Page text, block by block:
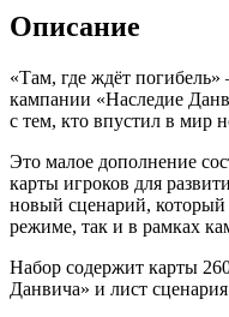
Описание
«Там, где ждёт
кампании «Наследие
с тем, кто впустил в мир
Это малое дополнение
карты игроков для
новый сценарий,
режиме, так и в рамках
Набор содержит карты
Данвича» и лист